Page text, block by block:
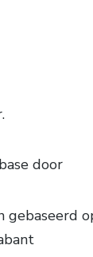
door
gebaseerd